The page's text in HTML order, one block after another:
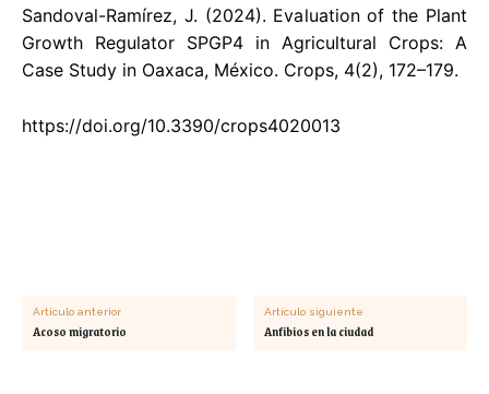
Sandoval-Ramírez, J. (2024). Evaluation of the Plant
Growth Regulator SPGP4 in Agricultural Crops: A
Case Study in Oaxaca, México. Crops, 4(2), 172–179.
https://doi.org/10.3390/crops4020013
Artículo anterior
Acoso migratorio
Artículo siguiente
Anfibios en la ciudad